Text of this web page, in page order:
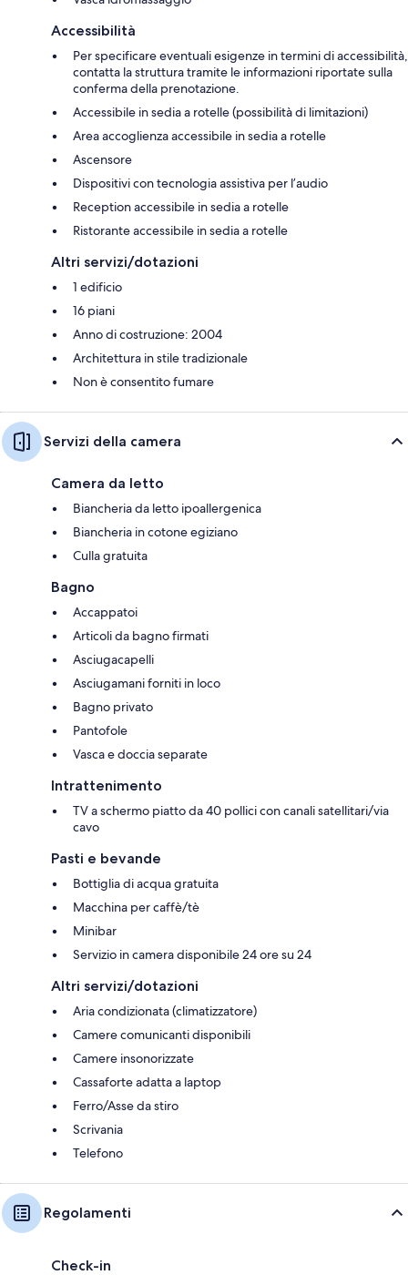
Accessibilità
Per specificare eventuali esigenze in termini di accessibilità,
contatta la struttura tramite le informazioni riportate sulla
conferma della prenotazione.
Accessibile in sedia a rotelle (possibilità di limitazioni)
Area accoglienza accessibile in sedia a rotelle
Ascensore
Dispositivi con tecnologia assistiva per l’audio
Reception accessibile in sedia a rotelle
Ristorante accessibile in sedia a rotelle
Altri servizi/dotazioni
1 edificio
16 piani
Anno di costruzione: 2004
Architettura in stile tradizionale
Non è consentito fumare
Servizi della camera
Camera da letto
Biancheria da letto ipoallergenica
Biancheria in cotone egiziano
Culla gratuita
Bagno
Accappatoi
Articoli da bagno firmati
Asciugacapelli
Asciugamani forniti in loco
Bagno privato
Pantofole
Vasca e doccia separate
Intrattenimento
TV a schermo piatto da 40 pollici con canali satellitari/via
cavo
Pasti e bevande
Bottiglia di acqua gratuita
Macchina per caffè/tè
Minibar
Servizio in camera disponibile 24 ore su 24
Altri servizi/dotazioni
Aria condizionata (climatizzatore)
Camere comunicanti disponibili
Camere insonorizzate
Cassaforte adatta a laptop
Ferro/Asse da stiro
Scrivania
Telefono
Regolamenti
Check-in